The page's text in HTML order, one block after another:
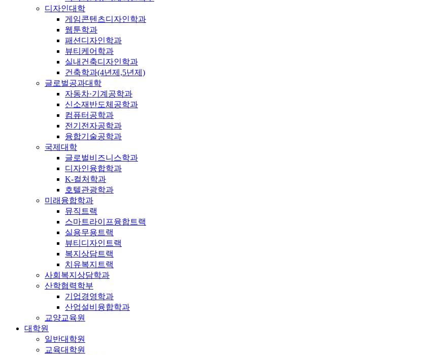
디자인대학
게임콘텐츠디자인학과
웹툰학과
패션디자인학과
뷰티케어학과
실내건축디자인학과
건축학과(4년제,5년제)
글로벌공과대학
자동차·기계공학과
신소재반도체공학과
컴퓨터공학과
전기전자공학과
융합기술공학과
국제대학
글로벌비즈니스학과
디자인융합학과
K-컬처학과
호텔관광학과
미래융합학과
뮤직트랙
스마트라이프융합트랙
실용무용트랙
뷰티디자인트랙
복지상담트랙
치유복지트랙
사회복지상담학과
산학협력학부
기업경영학과
산업설비융합학과
교양교육원
대학원
일반대학원
교육대학원